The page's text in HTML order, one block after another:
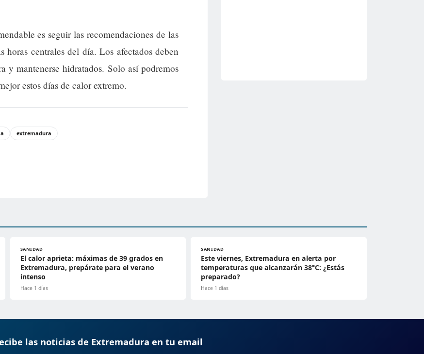
es seguir las recomendaciones de las
horas centrales del día. Los afectados deben
y mantenerse hidratados. Solo así podremos
estos días de calor extremo.
extremadura
SANIDAD
El calor aprieta: máximas de 39 grados en
Extremadura, prepárate para el verano
intenso
Hace 1 días
SANIDAD
Este viernes, Extremadura en alerta por
temperaturas que alcanzarán 38°C: ¿Estás
preparado?
Hace 1 días
las noticias de Extremadura en tu email